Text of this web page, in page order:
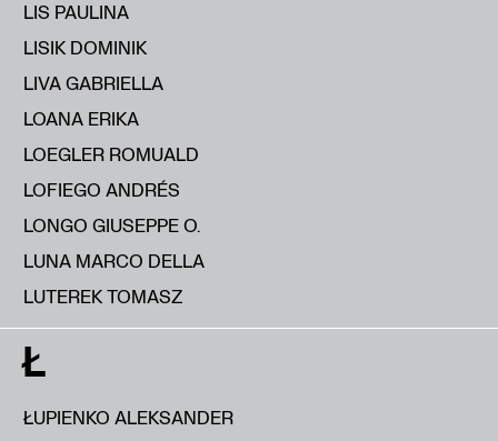
LIS PAULINA
LISIK DOMINIK
LIVA GABRIELLA
LOANA ERIKA
LOEGLER ROMUALD
LOFIEGO ANDRÉS
LONGO GIUSEPPE O.
LUNA MARCO DELLA
LUTEREK TOMASZ
Ł
ŁUPIENKO ALEKSANDER